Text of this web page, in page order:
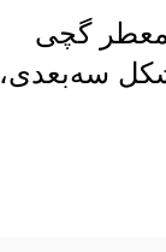
گچی
سه‌بعدی،